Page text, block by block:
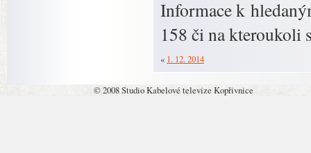
Informace k
158 či na kteroukoli
« 1. 12. 2014
© 2008 Studio Kabelové televize Kopřivnice